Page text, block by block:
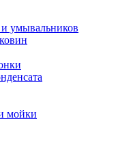
умывальников
мойки